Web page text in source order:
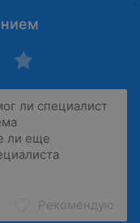
Рекомендую